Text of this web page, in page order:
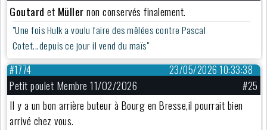
Goutardet Müllernon conservés finalement.
"Une fois Hulk a voulu faire des mêlées contre Pascal
Cotet...depuis ce jour il vend du maïs"
23/05/2026 10:33:38
#1774
Petit poulet Membre 11/02/2026
#25
Il y a un bon arrière buteur à Bourg en Bresse,il pourrait bien
arrivé chez vous.